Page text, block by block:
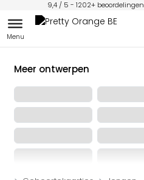
9,4/ 5 - 1202+ beoordelingen
Meer ontwerpen